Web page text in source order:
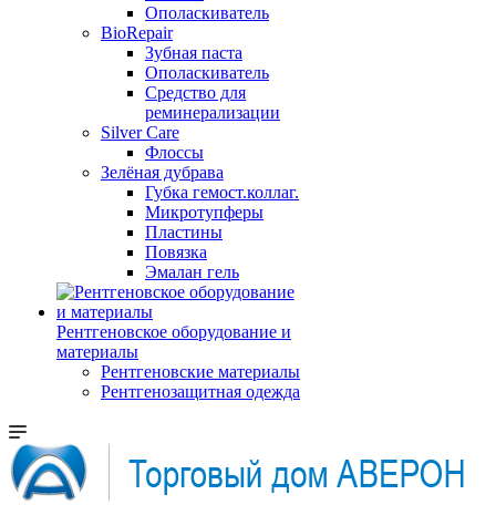
Ополаскиватель
BioRepair
Зубная паста
Ополаскиватель
Средство для
реминерализации
Silver Care
Флоссы
Зелёная дубрава
Губка гемост.коллаг.
Микротупферы
Пластины
Повязка
Эмалан гель
Рентгеновское оборудование и
материалы
Рентгеновские материалы
Рентгенозащитная одежда